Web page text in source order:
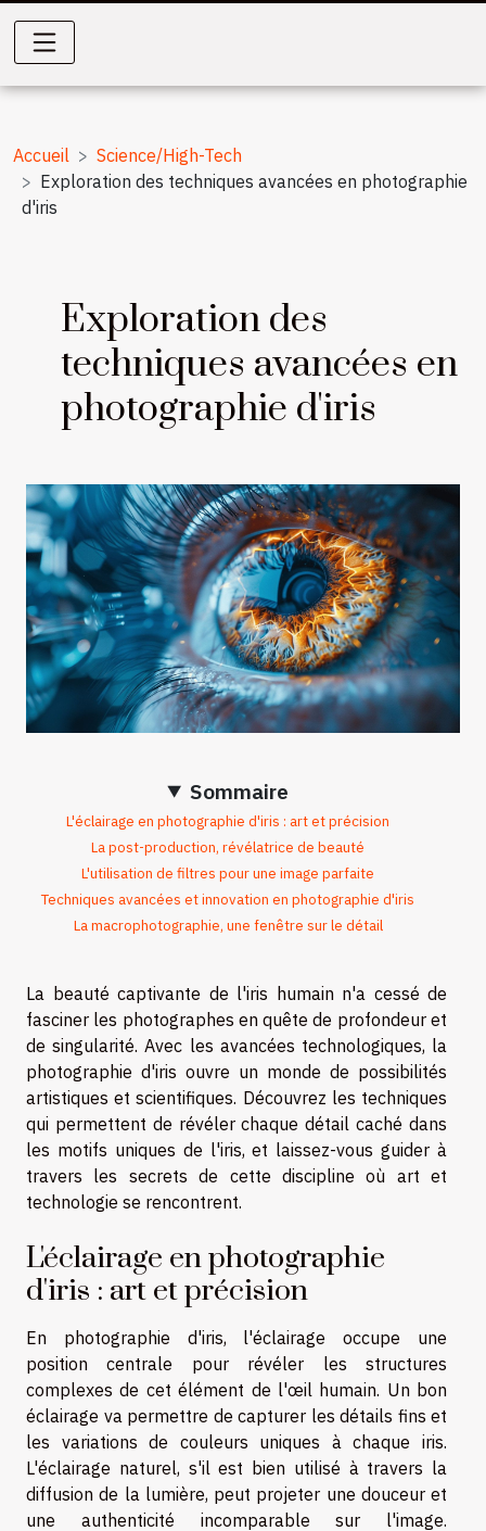
Accueil
Science/High-Tech
Exploration des techniques avancées en photographie
d'iris
Exploration des
techniques avancées en
photographie d'iris
Sommaire
L'éclairage en photographie d'iris : art et précision
La post-production, révélatrice de beauté
L'utilisation de filtres pour une image parfaite
Techniques avancées et innovation en photographie d'iris
La macrophotographie, une fenêtre sur le détail
La beauté captivante de l'iris humain n'a cessé de
fasciner les photographes en quête de profondeur et
de singularité. Avec les avancées technologiques, la
photographie d'iris ouvre un monde de possibilités
artistiques et scientifiques. Découvrez les techniques
qui permettent de révéler chaque détail caché dans
les motifs uniques de l'iris, et laissez-vous guider à
travers les secrets de cette discipline où art et
technologie se rencontrent.
L'éclairage en photographie
d'iris : art et précision
En photographie d'iris, l'éclairage occupe une
position centrale pour révéler les structures
complexes de cet élément de l'œil humain. Un bon
éclairage va permettre de capturer les détails fins et
les variations de couleurs uniques à chaque iris.
L'éclairage naturel, s'il est bien utilisé à travers la
diffusion de la lumière, peut projeter une douceur et
une authenticité incomparable sur l'image.